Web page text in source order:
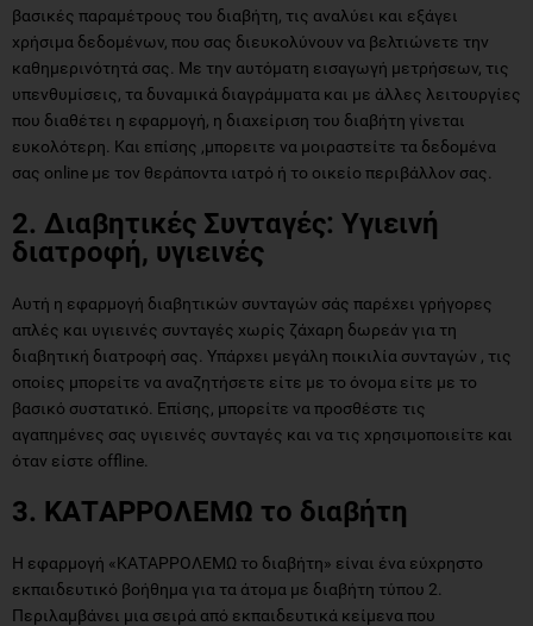
βασικές παραμέτρους του διαβήτη, τις αναλύει και εξάγει
χρήσιμα δεδομένων, που σας διευκολύνουν να βελτιώνετε την
καθημερινότητά σας. Με την αυτόματη εισαγωγή μετρήσεων, τις
υπενθυμίσεις, τα δυναμικά διαγράμματα και με άλλες λειτουργίες
που διαθέτει η εφαρμογή, η διαχείριση του διαβήτη γίνεται
ευκολότερη. Και επίσης ,μπορειτε να μοιραστείτε τα δεδομένα
σας online με τον θεράποντα ιατρό ή το οικείο περιβάλλον σας.
2. Διαβητικές Συνταγές: Υγιεινή
διατροφή, υγιεινές
Αυτή η εφαρμογή διαβητικών συνταγών σάς παρέχει γρήγορες
απλές και υγιεινές συνταγές χωρίς ζάχαρη δωρεάν για τη
διαβητική διατροφή σας. Υπάρχει μεγάλη ποικιλία συνταγών , τις
οποίες μπορείτε να αναζητήσετε είτε με το όνομα είτε με το
βασικό συστατικό. Επίσης, μπορείτε να προσθέστε τις
αγαπημένες σας υγιεινές συνταγές και να τις χρησιμοποιείτε και
όταν είστε offline.
3. ΚΑΤAPPΟΛΕΜΩ το διαβήτη
Η εφαρμογή «ΚΑΤAPPΟΛΕΜΩ το διαβήτη» είναι ένα εύχρηστο
εκπαιδευτικό βοήθημα για τα άτομα με διαβήτη τύπου 2.
Περιλαμβάνει μια σειρά από εκπαιδευτικά κείμενα που